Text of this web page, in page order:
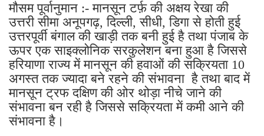
मौसम पूर्वानुमान :- मानसून टर्फ़ की अक्षय रेखा की
उत्तरी सीमा अनूपगढ़, दिल्ली, सीधी, डिगा से होती हुई
उत्तरपूर्वी बंगाल की खाड़ी तक बनी हुई है तथा पंजाब के
ऊपर एक साइक्लोनिक सरकुलेशन बना हुआ है जिससे
हरियाणा राज्य में मानसून की हवाओं की सक्रियता 10
अगस्त तक ज्यादा बने रहने की संभावना है तथा बाद में
मानसून ट्रफ दक्षिण की ओर थोड़ा नीचे जाने की
संभावना बन रही है जिससे सक्रियता में कमी आने की
संभावना है।